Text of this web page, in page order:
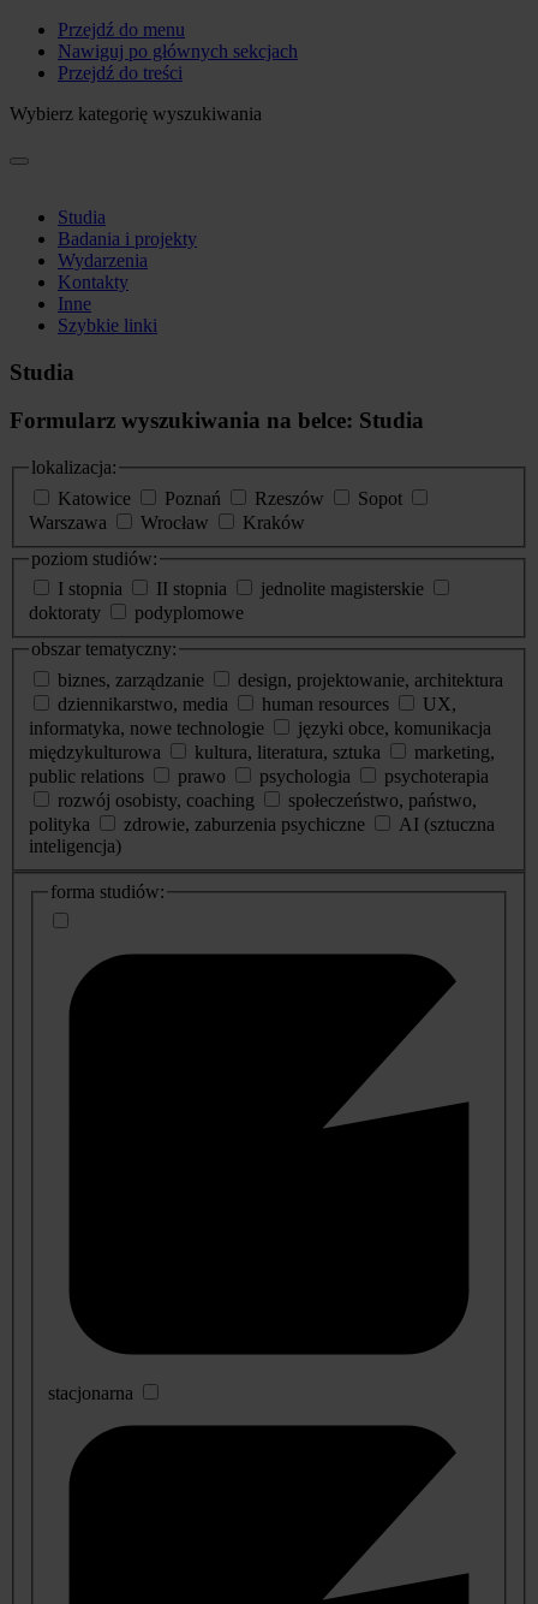
Przejdź do menu
Nawiguj po głównych sekcjach
Przejdź do treści
Wybierz kategorię wyszukiwania
Studia
Badania i projekty
Wydarzenia
Kontakty
Inne
Szybkie linki
Studia
Formularz wyszukiwania na belce: Studia
lokalizacja:
Katowice
Poznań Rzeszów
Sopot
Warszawa
Wrocław
Kraków
poziom studiów:
I stopnia
II stopnia
jednolite magisterskie
doktoraty
podyplomowe
obszar tematyczny:
biznes, zarządzanie
design, projektowanie, architektura
dziennikarstwo, media
human resources
UX,
informatyka, nowe technologie
języki obce, komunikacja
międzykulturowa
kultura, literatura, sztuka
marketing,
public relations
prawo psychologia
psychoterapia
rozwój osobisty, coaching
społeczeństwo, państwo,
polityka
zdrowie, zaburzenia psychiczne
AI (sztuczna
inteligencja)
dodatkowe
informacje
forma studiów:
stacjonarna